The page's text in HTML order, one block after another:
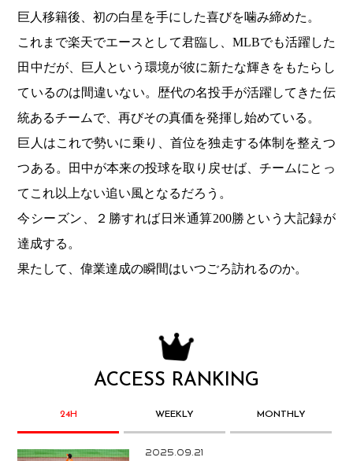
巨人移籍後、初の白星を手にした喜びを噛み締めた。
これまで楽天でエースとして君臨し、MLBでも活躍した
田中だが、巨人という環境が彼に新たな輝きをもたらし
ているのは間違いない。歴代の名投手が活躍してきた伝
統あるチームで、再びその真価を発揮し始めている。
巨人はこれで勢いに乗り、首位を独走する体制を整えつ
つある。田中が本来の投球を取り戻せば、チームにとっ
てこれ以上ない追い風となるだろう。
今シーズン、２勝すれば日米通算200勝という大記録が
達成する。
果たして、偉業達成の瞬間はいつごろ訪れるのか。
ACCESS RANKING
24H WEEKLY MONTHLY
2025.09.21